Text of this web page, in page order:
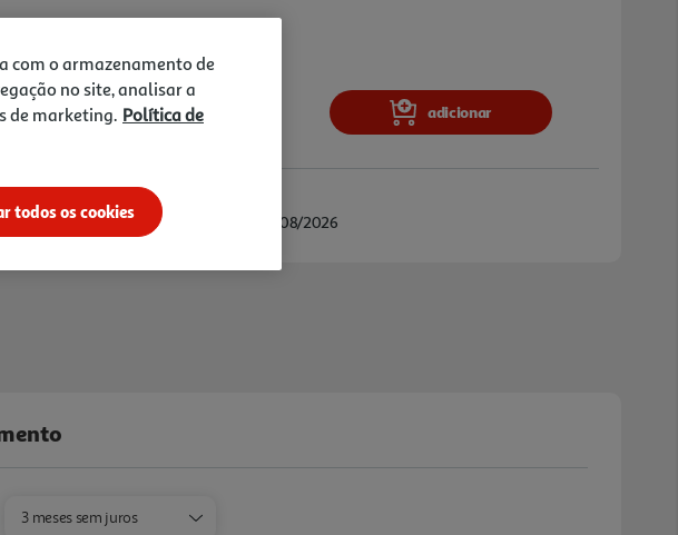
no chão aquando o funcionamento da máquina. Home
- Controle a sua máquina de lavar lo iça inteligente, a partir de
lugar.
adicionar
estimada entre 25/08/2026 e 26/08/2026
3 meses sem juros
com o armazenamento de
no site, analisar a
de marketing. Política de
todos os cookies